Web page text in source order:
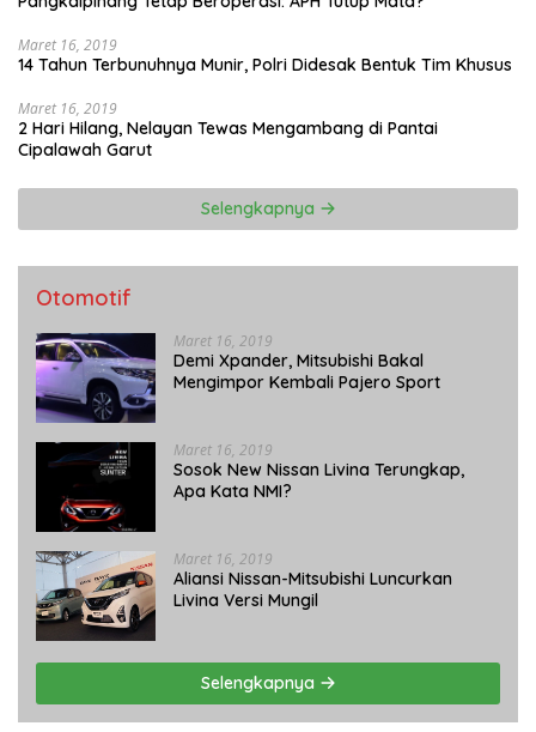
Maret 16, 2019
14 Tahun Terbunuhnya Munir, Polri Didesak Bentuk Tim Khusus
Maret 16, 2019
2 Hari Hilang, Nelayan Tewas Mengambang di Pantai
Cipalawah Garut
Selengkapnya
Otomotif
Maret 16, 2019
Demi Xpander, Mitsubishi Bakal
Mengimpor Kembali Pajero Sport
Maret 16, 2019
Sosok New Nissan Livina Terungkap,
Apa Kata NMI?
Maret 16, 2019
Aliansi Nissan-Mitsubishi Luncurkan
Livina Versi Mungil
Selengkapnya